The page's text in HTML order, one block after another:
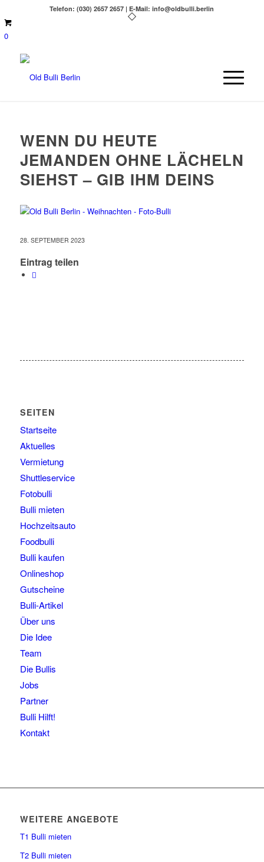
Telefon: (030) 2657 2657 | E-Mail: info@oldbulli.berlin
0
WENN DU HEUTE
JEMANDEN OHNE LÄCHELN
SIEHST – GIB IHM DEINS
28. SEPTEMBER 2023
Eintrag teilen
SEITEN
Startseite
Aktuelles
Vermietung
Shuttleservice
Fotobulli
Bulli mieten
Hochzeitsauto
Foodbulli
Bulli kaufen
Onlineshop
Gutscheine
Bulli-Artikel
Über uns
Die Idee
Team
Die Bullis
Jobs
Partner
Bulli Hilft!
Kontakt
WEITERE ANGEBOTE
T1 Bulli mieten
T2 Bulli mieten